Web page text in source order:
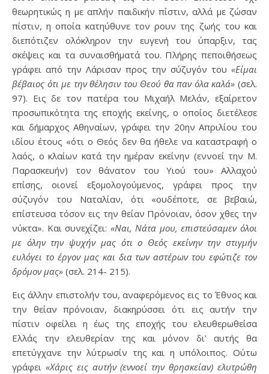
θεωρητικώς η με απλήν παιδικήν πίστιν, αλλά με ζώσαν
πίστιν, η οποία κατηύθυνε τον ρουν της ζωής του και
διεπότιζεν ολόκληρον την ευγενή του ύπαρξιν, τας
σκέψεις και τα συναισθήματά του. Πλήρης πεποιθήσεως
γράφει από την Λάρισαν προς την σύζυγόν του «Είμαι
βέβαιος ότι με την θέλησιν του Θεού θα παν όλα καλά» (σελ.
97). Εις δε τον πατέρα του Μιχαήλ Μελάν, εξαίρετον
προσωπικότητα της εποχής εκείνης, ο οποίος διετέλεσε
και δήμαρχος Αθηναίων, γράφει την 20ην Απριλίου του
ιδίου έτους «ότι ο Θεός δεν θα ήθελε να καταστραφή ο
λαός, ο κλαίων κατά την ημέραν εκείνην (εννοεί την Μ.
Παρασκευήν) τον θάνατον του Υιού του» Αλλαχού
επίσης, οιονεί εξομολογούμενος, γράφει προς την
σύζυγόν του Ναταλίαν, ότι «ουδέποτε, σε βεβαιώ,
επίστευσα τόσον εις την θείαν Πρόνοιαν, όσον χθες την
νύκτα». Και συνεχίζει: «Ναι, Νάτα μου, επιστεύσαμεν όλοι
με όλην την ψυχήν μας ότι ο Θεός εκείνην την στιγμήν
ευλόγει το έργον μας και δια των αστέρων του εφώτιζε τον
δρόμον μας» (σελ. 214- 215).
Εις άλλην επιστολήν του, αναφερόμενος εις το Έθνος και
την θείαν πρόνοιαν, διακηρύσσει ότι εις αυτήν την
πίστιν οφείλει η έως της εποχής του ελευθερωθείσα
Ελλάς την ελευθερίαν της και μόνον δι’ αυτής θα
επετύγχανε την λύτρωσίν της και η υπόλοιπος. Ούτω
γράφει «Χάρις εις αυτήν (εννοεί την θρησκείαν) ελυτρώθη